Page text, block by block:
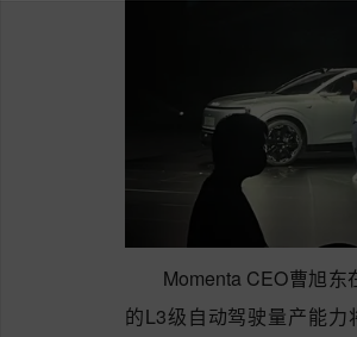
Momenta CEO曹旭
的L3级自动驾驶量产能